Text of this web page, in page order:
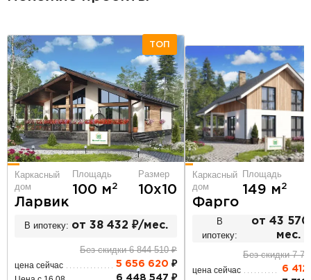
ТОП
Каркасный
дом
Ларвик
Площадь
100 м2
Размер
10х10
В ипотеку: от 38 432 ₽/мес.
Без скидки 6 844 510 ₽
цена сейчас 5 656 620 ₽
6 448 547 ₽
Каркасный
дом
Фарго
Площадь
149 м2
В
ипотеку:
от 43
мес.
Без скидки 7
цена сейчас 6